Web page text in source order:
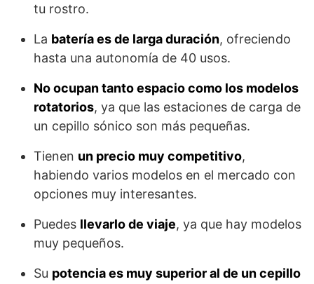
tu rostro.
La batería es de larga duración, ofreciendo
hasta una autonomía de 40 usos.
No ocupan tanto espacio como los modelos
rotatorios, ya que las estaciones de carga de
un cepillo sónico son más pequeñas.
Tienen un precio muy competitivo,
habiendo varios modelos en el mercado con
opciones muy interesantes.
Puedes llevarlo de viaje, ya que hay modelos
muy pequeños.
Su potencia es muy superior al de un cepillo